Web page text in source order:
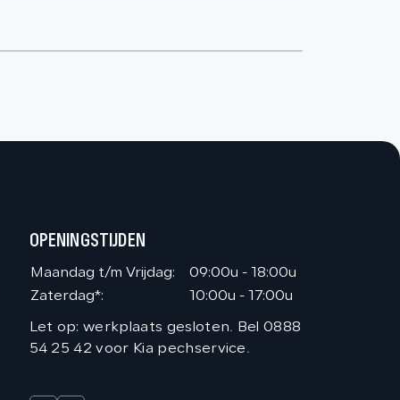
OPENINGSTIJDEN
Maandag t/m Vrijdag:
09:00u - 18:00u
Zaterdag*:
10:00u - 17:00u
Let op: werkplaats gesloten. Bel 0888
54 25 42 voor Kia pechservice.